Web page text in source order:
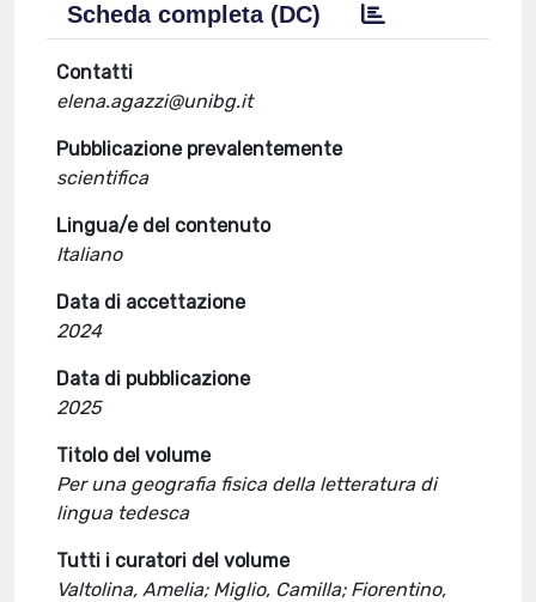
Scheda completa (DC)
Contatti
elena.agazzi@unibg.it
Pubblicazione prevalentemente
scientifica
Lingua/e del contenuto
Italiano
Data di accettazione
2024
Data di pubblicazione
2025
Titolo del volume
Per una geografia fisica della letteratura di
lingua tedesca
Tutti i curatori del volume
Valtolina, Amelia; Miglio, Camilla; Fiorentino,